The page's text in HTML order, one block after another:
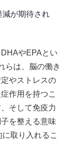
減が期待され
やEPAとい
らは、脳の働き
やストレスの
作用を持つこ
そして免疫力
を整える意味
取り入れるこ